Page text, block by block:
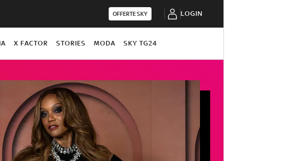
OFFERTE SKY LOGIN
X FACTOR STORIES MODA SKY TG24